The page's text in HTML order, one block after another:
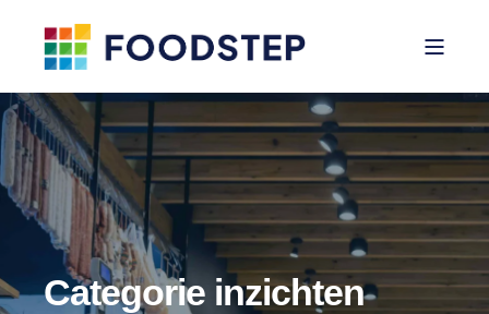
Categorie inzichten